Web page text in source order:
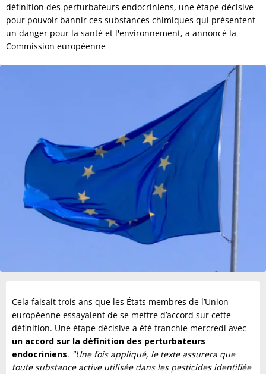
définition des perturbateurs endocriniens, une étape décisive
pour pouvoir bannir ces substances chimiques qui présentent
un danger pour la santé et l'environnement, a annoncé la
Commission européenne
Cela faisait trois ans que les États membres de l’Union
européenne essayaient de se mettre d’accord sur cette
définition. Une étape décisive a été franchie mercredi avec
un accord sur la définition des perturbateurs
endocriniens. "Une fois appliqué, le texte assurera que
toute substance active utilisée dans les pesticides identifiée